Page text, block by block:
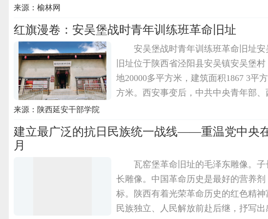
抗日战争的战略防御阶段。1938年暮
来源：榆林网
红旗漫卷：安吴堡战时青年训练班革命旧址
安吴堡战时青年训练班革命旧址
旧址位于陕西省泾阳县安吴镇安吴堡
地20000多平方米，建筑面积1867 3平
方米。西安事变后，中共中央青年部
安学生抗日救亡运动十分重视并直接
来源：陕西延安干部学院
建立最广泛的抗日民族统一战线——重温党中央
月
瓦窑堡革命旧址的毛泽东雕像。
长雕像。中国革命历史是最好的营养
标。陕西有着光荣革命历史的红色精
民族独立、人民解放前赴后继，抒写